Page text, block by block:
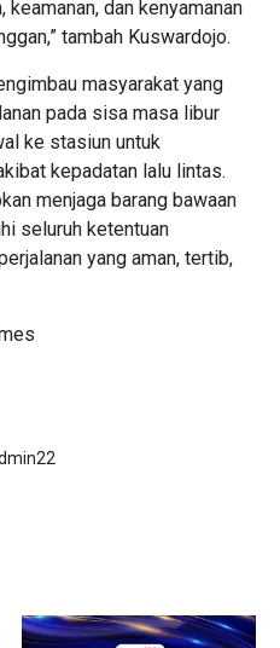
dan kenyamanan
tambah Kuswardojo.
masyarakat yang
pada sisa masa libur
ke stasiun untuk
kepadatan lalu lintas.
menjaga barang bawaan
seluruh ketentuan
yang aman, tertib,